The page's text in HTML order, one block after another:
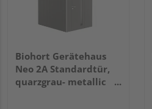
Biohort Gerätehaus
Neo 2A Standardtür,
quarzgrau- metallic